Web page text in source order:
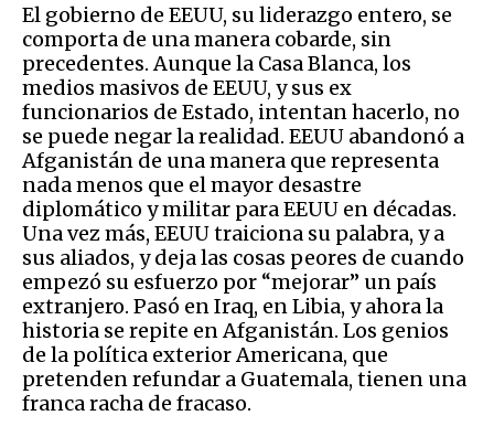
El gobierno de EEUU, su liderazgo entero, se
comporta de una manera cobarde, sin
precedentes. Aunque la Casa Blanca, los
medios masivos de EEUU, y sus ex
funcionarios de Estado, intentan hacerlo, no
se puede negar la realidad. EEUU abandonó a
Afganistán de una manera que representa
nada menos que el mayor desastre
diplomático y militar para EEUU en décadas.
Una vez más, EEUU traiciona su palabra, y a
sus aliados, y deja las cosas peores de cuando
empezó su esfuerzo por “mejorar” un país
extranjero. Pasó en Iraq, en Libia, y ahora la
historia se repite en Afganistán. Los genios
de la política exterior Americana, que
pretenden refundar a Guatemala, tienen una
franca racha de fracaso.